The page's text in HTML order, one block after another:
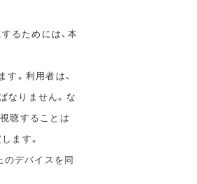
るためには、本
。利用者は、
なりません。な
聴することは
ます。
のデバイスを同